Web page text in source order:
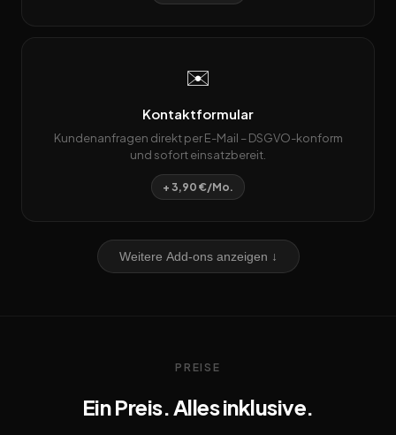
✉️
Kontaktformular
Kundenanfragen direkt per E-Mail – DSGVO-konform
und sofort einsatzbereit.
+ 3,90 €/Mo.
Weitere Add-ons anzeigen ↓
PREISE
Ein Preis. Alles inklusive.